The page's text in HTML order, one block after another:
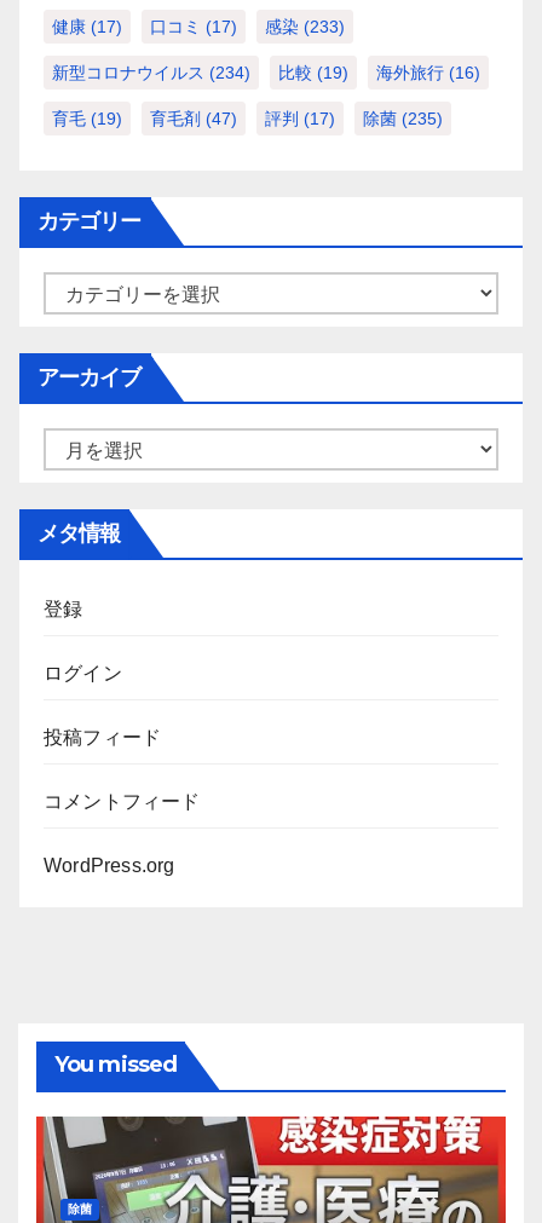
健康 (17) 口コミ (17) 感染 (233)
新型コロナウイルス (234) 比較 (19) 海外旅行 (16)
育毛 (19) 育毛剤 (47) 評判 (17) 除菌 (235)
カテゴリー
ー
アーカイブ
メタ情報
登録
ログイン
投稿フィード
コメントフィード
WordPress.org
You missed
除菌